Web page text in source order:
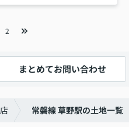
2
まとめてお問い合わせ
常磐線 草野駅の土地一覧